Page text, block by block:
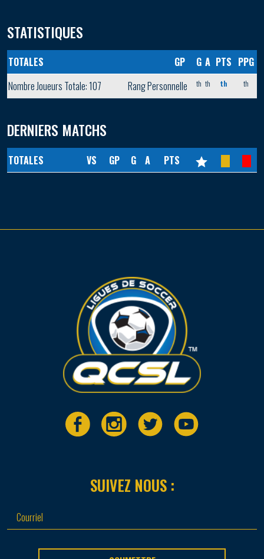
STATISTIQUES
TOTALES GP G A PTS PPG
Nombre Joueurs Totale: 107
Rang Personnelle th th th th
DERNIERS MATCHS
TOTALES VS GP G A PTS
SUIVEZ NOUS :